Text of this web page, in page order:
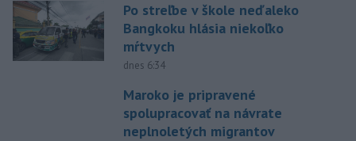
Po streľbe v škole neďaleko
Bangkoku hlásia niekoľko
mŕtvych
dnes 6:34
Maroko je pripravené
spolupracovať na návrate
neplnoletých migrantov